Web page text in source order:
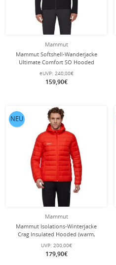
Mammut
Mammut Softshell-Wanderjacke
Ultimate Comfort SO Hooded
(4‑Wege-Stretch, winddicht) schwarz
Herren
eUVP: 240,00€
159,90€
Mammut
Mammut Isolations-Winterjacke
Crag Insulated Hooded (warm,
leicht) rot Herren
UVP: 200,00€
179,90€
NEU